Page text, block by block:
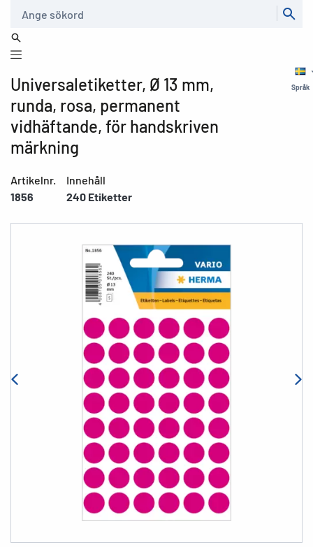
Språk
Universaletiketter, Ø 13 mm,
runda, rosa, permanent
vidhäftande, för handskriven
märkning
Artikelnr.
1856
Innehåll
240 Etiketter